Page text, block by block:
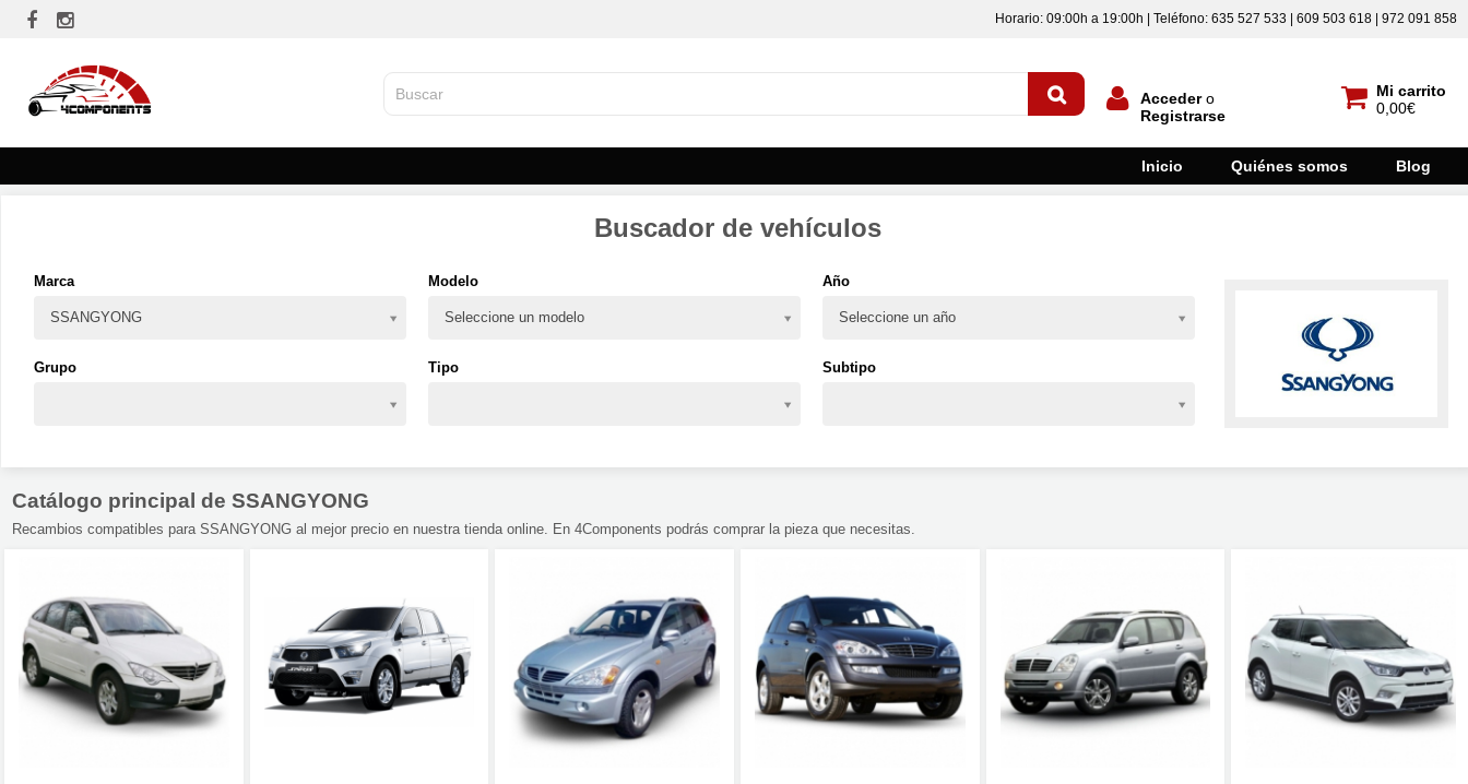
Horario: 09:00h a 19:00h | Teléfono: 635 527 533 | 609 503 618 | 972 091 858
Mi carrito
0,00€
Accedero
Registrarse
Inicio Quiénes somos Blog
Buscador de vehículos
Marca
SSANGYONG
Modelo
Seleccione un modelo
Año
Seleccione un año
Grupo Tipo Subtipo
Catálogo principal de SSANGYONG
Recambios compatibles para SSANGYONG al mejor precio en nuestra tienda online. En 4Components podrás comprar la pieza que necesitas.